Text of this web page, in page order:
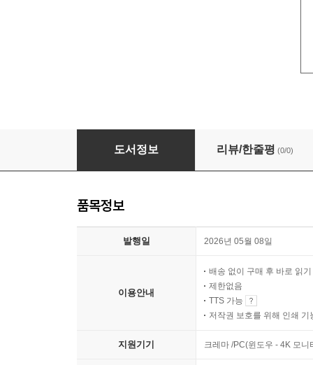
발길 따라 훌쩍, 전국 축제 로드(하반기) 가을
도서정보 리뷰/한줄평 (0/0)
품목정보
발행일 2026년 05월 08일
이용안내
배송 없이 구매 후 바로 읽기
제한없음
TTS 가능
저작권 보호를 위해 인쇄 기
지원기기 크레마 /PC(윈도우 - 4K 모